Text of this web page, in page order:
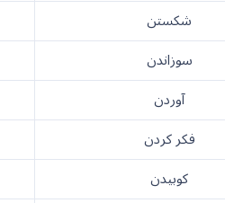
شکستن
سوزاندن
آوردن
فکر کردن
کوبیدن